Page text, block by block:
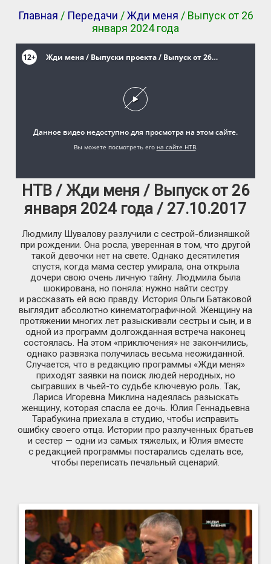
Главная / Передачи /Жди меня / Выпуск от 26
января 2024 года
НТВ / Жди меня / Выпуск от 26
января 2024 года / 27.10.2017
Людмилу Шувалову разлучили с сестрой-близняшкой
при рождении. Она росла, уверенная в том, что другой
такой девочки нет на свете. Однако десятилетия
спустя, когда мама сестер умирала, она открыла
дочери свою очень личную тайну. Людмила была
шокирована, но поняла: нужно найти сестру
и рассказать ей всю правду. История Ольги Батаковой
выглядит абсолютно кинематографичной. Женщину на
протяжении многих лет разыскивали сестры и сын, и в
одной из программ долгожданная встреча наконец
состоялась. На этом «приключения» не закончились,
однако развязка получилась весьма неожиданной.
Случается, что в редакцию программы «Жди меня»
приходят заявки на поиск людей неродных, но
сыгравших в чьей-то судьбе ключевую роль. Так,
Лариса Игоревна Миклина надеялась разыскать
женщину, которая спасла ее дочь. Юлия Геннадьевна
Тарабукина приехала в студию, чтобы исправить
ошибку своего отца. Истории про разлученных братьев
и сестер — одни из самых тяжелых, и Юлия вместе
с редакцией программы постарались сделать все,
чтобы переписать печальный сценарий.